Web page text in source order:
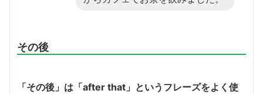
その後
「その後」は「after that」というフレーズをよく使